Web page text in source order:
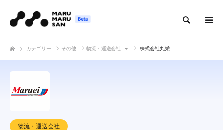
カテゴリー その他 物流・運送会社 株式会社丸栄
物流・運送会社